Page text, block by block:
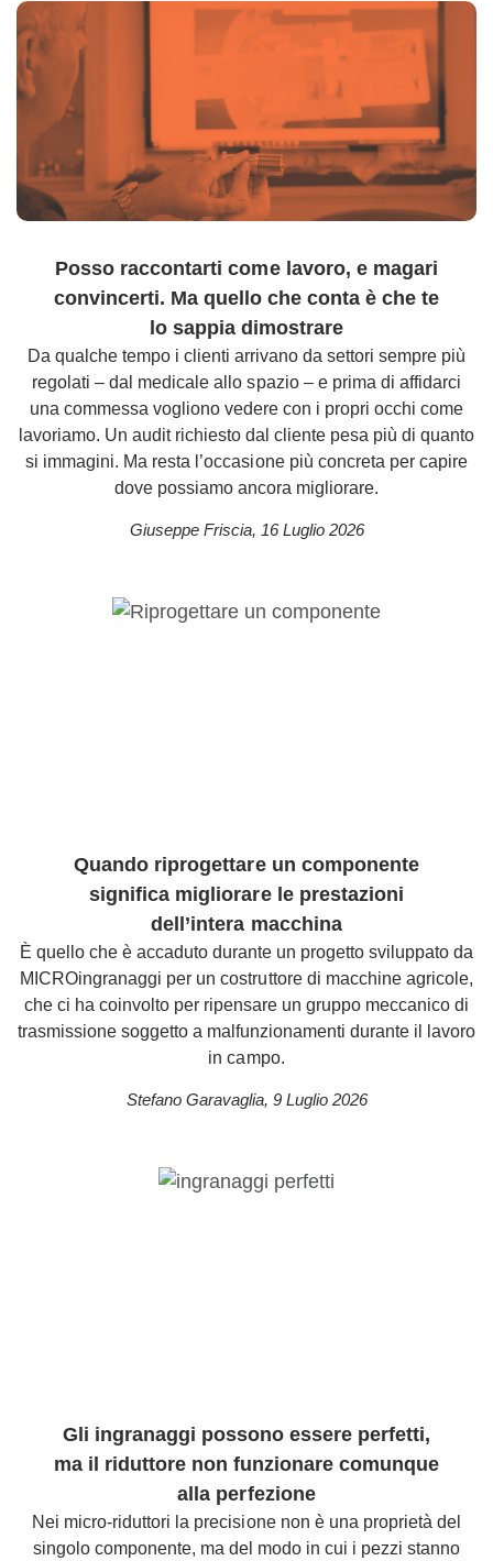
Posso raccontarti come lavoro, e magari
convincerti. Ma quello che conta è che te
lo sappia dimostrare
Da qualche tempo i clienti arrivano da settori sempre più
regolati – dal medicale allo spazio – e prima di affidarci
una commessa vogliono vedere con i propri occhi come
lavoriamo. Un audit richiesto dal cliente pesa più di quanto
si immagini. Ma resta l’occasione più concreta per capire
dove possiamo ancora migliorare.
Giuseppe Friscia, 16 Luglio 2026
Quando riprogettare un componente
significa migliorare le prestazioni
dell’intera macchina
È quello che è accaduto durante un progetto sviluppato da
MICROingranaggi per un costruttore di macchine agricole,
che ci ha coinvolto per ripensare un gruppo meccanico di
trasmissione soggetto a malfunzionamenti durante il lavoro
in campo.
Stefano Garavaglia, 9 Luglio 2026
Gli ingranaggi possono essere perfetti,
ma il riduttore non funzionare comunque
alla perfezione
Nei micro-riduttori la precisione non è una proprietà del
singolo componente, ma del modo in cui i pezzi stanno